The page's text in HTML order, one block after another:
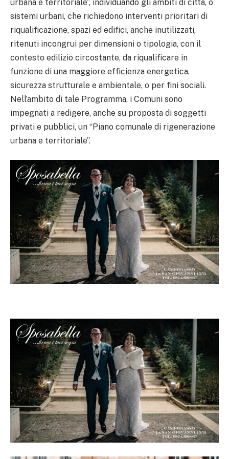
urbana e territoriale”, individuando gli ambiti di città, o
sistemi urbani, che richiedono interventi prioritari di
riqualificazione, spazi ed edifici, anche inutilizzati,
ritenuti incongrui per dimensioni o tipologia, con il
contesto edilizio circostante, da riqualificare in
funzione di una maggiore efficienza energetica,
sicurezza strutturale e ambientale, o per fini sociali.
Nell’ambito di tale Programma, i Comuni sono
impegnati a redigere, anche su proposta di soggetti
privati e pubblici, un “Piano comunale di rigenerazione
urbana e territoriale”.